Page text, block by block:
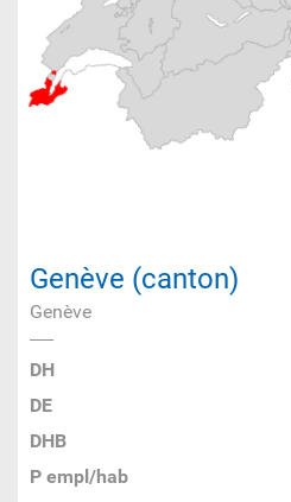
Genève (canton)
Genève
DH
DE
DHB
P empl/hab